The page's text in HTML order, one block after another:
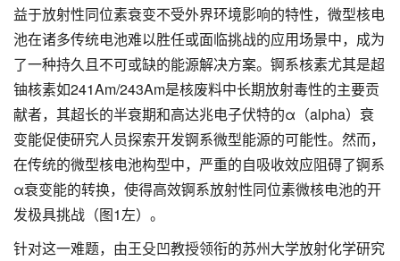
益于放射性同位素衰变不受外界环境影响的特性，微型核电
池在诸多传统电池难以胜任或面临挑战的应用场景中，成为
了一种持久且不可或缺的能源解决方案。锕系核素尤其是超
铀核素如241Am/243Am是核废料中长期放射毒性的主要贡
献者，其超长的半衰期和高达兆电子伏特的α（alpha）衰
变能促使研究人员探索开发锕系微型能源的可能性。然而，
在传统的微型核电池构型中，严重的自吸收效应阻碍了锕系
α衰变能的转换，使得高效锕系放射性同位素微核电池的开
发极具挑战（图1左）。
针对这一难题，由王殳凹教授领衔的苏州大学放射化学研究